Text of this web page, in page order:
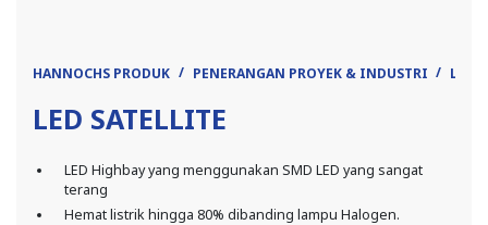
HANNOCHS PRODUK PENERANGAN PROYEK & INDUSTRI LED
LED SATELLITE
LED Highbay yang menggunakan SMD LED yang sangat
terang
Hemat listrik hingga 80% dibanding lampu Halogen.